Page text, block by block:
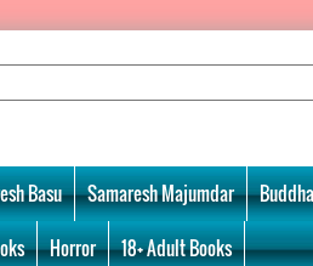
Basu Samaresh Majumdar
Horror 18+ Adult Books